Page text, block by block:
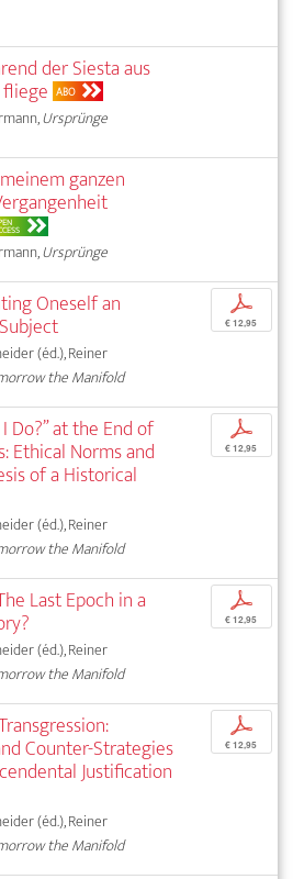
der Siesta aus
ABO
Ursprünge
ganzen
Ursprünge
Oneself an
(éd.), Reiner
the Manifold
p
€ 12,95
Do?” at the End of
Ethical Norms and
of a Historical
(éd.), Reiner
the Manifold
p
€ 12,95
Last Epoch in a
(éd.), Reiner
the Manifold
p
€ 12,95
Counter-Strategies
Justification
(éd.), Reiner
the Manifold
p
€ 12,95